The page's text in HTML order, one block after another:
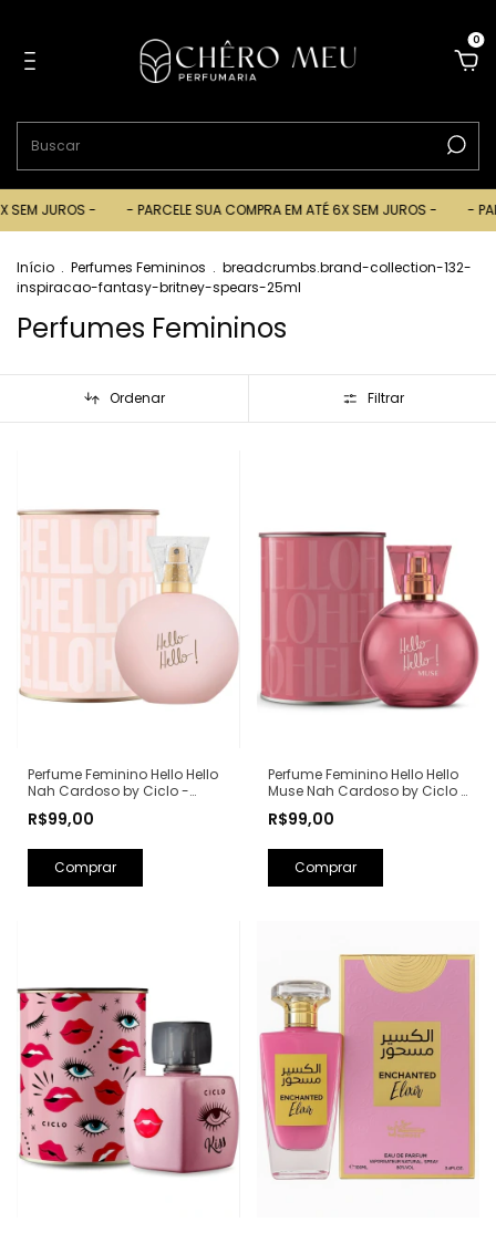
0
JUROS - - PARCELE SUA COMPRA EM ATÉ 6X SEM JUROS - - PARCELE
Início . Perfumes Femininos . breadcrumbs.brand-collection-132-
inspiracao-fantasy-britney-spears-25ml
Perfumes Femininos
Ordenar Filtrar
Perfume Feminino Hello Hello
Nah Cardoso by Ciclo -
R$99,00
Perfume Feminino Hello Hello
Muse Nah Cardoso by Ciclo -
R$99,00